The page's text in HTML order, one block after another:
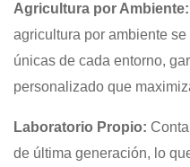
Agricultura por Ambiente:
agricultura por ambiente
únicas de cada entorno,
personalizado que
Laboratorio Propio:
de última generación, lo